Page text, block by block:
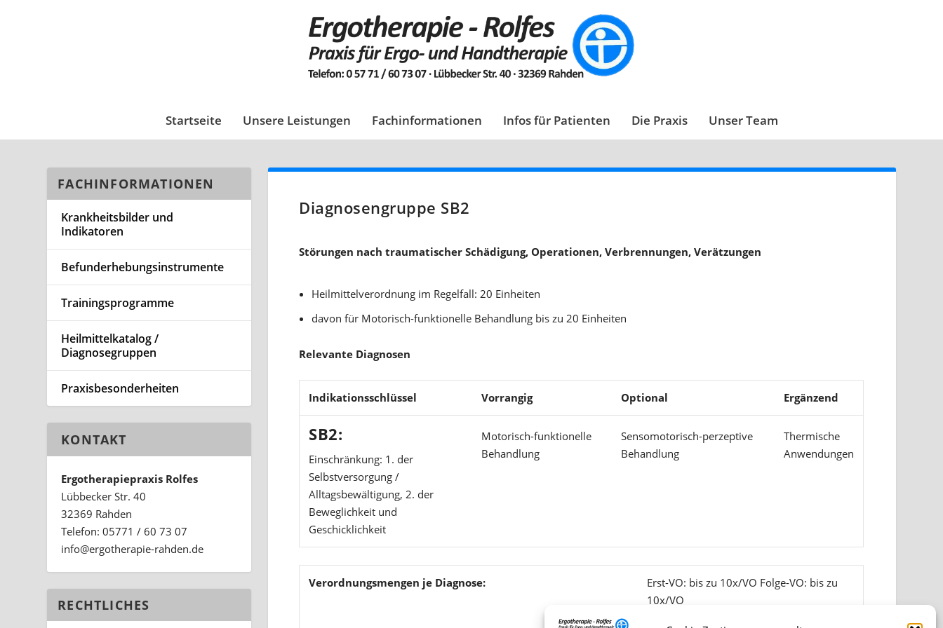
Startseite Unsere Leistungen Fachinformationen Infos für Patienten Die Praxis Unser Team
Diagnosengruppe SB2
Störungen nach traumatischer Schädigung, Operationen, Verbrennungen, Verätzungen
Heilmittelverordnung im Regelfall: 20 Einheiten
davon für Motorisch-funktionelle Behandlung bis zu 20 Einheiten
Relevante Diagnosen
Indikationsschlüssel Vorrangig Optional Ergänzend
SB2:
Einschränkung: 1. der
Selbstversorgung /
Alltagsbewältigung, 2. der
Beweglichkeit und
Geschicklichkeit
Motorisch-funktionelle
Behandlung
Sensomotorisch-perzeptive
Behandlung
Thermische
Anwendungen
Verordnungsmengen je Diagnose:
Erst-VO: bis zu 10x/VO Folge-VO: bis zu
10x/VO
FACHINFORMATIONEN
Krankheitsbilder und
Indikatoren
Befunderhebungsinstrumente
Trainingsprogramme
Heilmittelkatalog /
Diagnosegruppen
Praxisbesonderheiten
KONTAKT
Ergotherapiepraxis Rolfes
Lübbecker Str. 40
32369 Rahden
Telefon: 05771 / 60 73 07
ed.nedhar-eiparehtogre@ofni
RECHTLICHES